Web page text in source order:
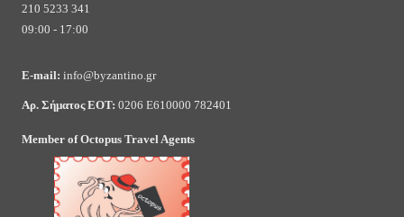
210 5233 341
09:00 - 17:00
E-mail: info@byzantino.gr
Αρ. Σήματος ΕΟΤ: 0206 Ε610000 782401
Member of Octopus Travel Agents